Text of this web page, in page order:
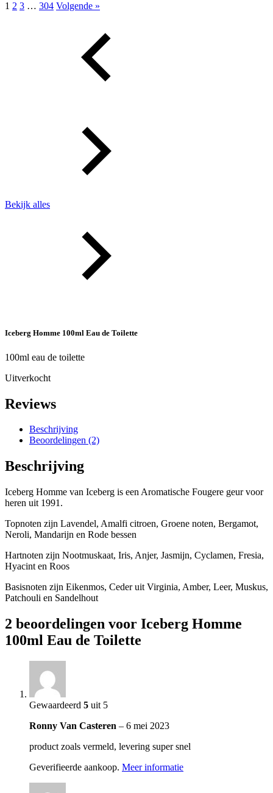
was:
is:
1 2 3 … 304 Volgende »
Bekijk alles
Iceberg Homme 100ml Eau de Toilette
100ml eau de toilette
Uitverkocht
Reviews
Beschrijving
Beoordelingen (2)
Beschrijving
Iceberg Homme van Iceberg is een Aromatische Fougere geur voor
heren uit 1991.
Topnoten zijn Lavendel, Amalfi citroen, Groene noten, Bergamot,
Neroli, Mandarijn en Rode bessen
Hartnoten zijn Nootmuskaat, Iris, Anjer, Jasmijn, Cyclamen, Fresia,
Hyacint en Roos
Basisnoten zijn Eikenmos, Ceder uit Virginia, Amber, Leer, Muskus,
Patchouli en Sandelhout
2 beoordelingen voor Iceberg Homme
100ml Eau de Toilette
Gewaardeerd 5 uit 5
Ronny Van Casteren – 6 mei 2023
product zoals vermeld, levering super snel
Geverifieerde aankoop. Meer informatie